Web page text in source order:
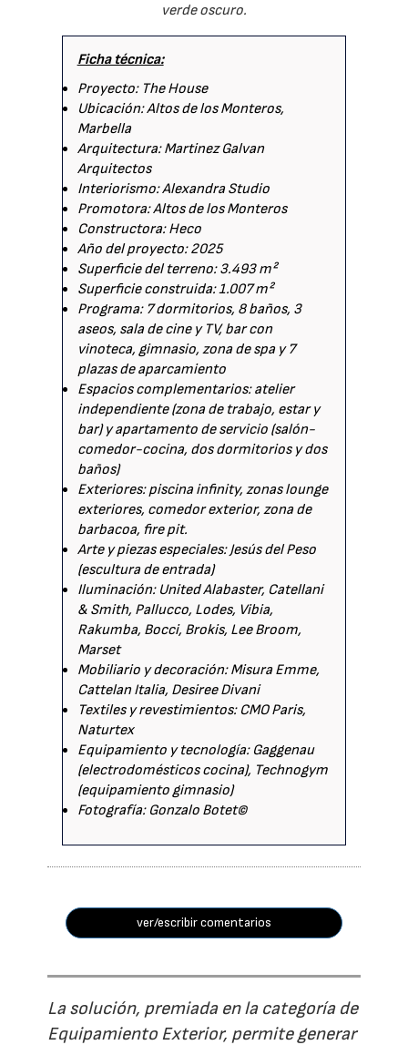
verde oscuro.
Ficha técnica:
Proyecto: The House
Ubicación: Altos de los Monteros,
Marbella
Arquitectura: Martinez Galvan
Arquitectos
Interiorismo: Alexandra Studio
Promotora: Altos de los Monteros
Constructora: Heco
Año del proyecto: 2025
Superficie del terreno: 3.493 m²
Superficie construida: 1.007 m²
Programa: 7 dormitorios, 8 baños, 3
aseos, sala de cine y TV, bar con
vinoteca, gimnasio, zona de spa y 7
plazas de aparcamiento
Espacios complementarios: atelier
independiente (zona de trabajo, estar y
bar) y apartamento de servicio (salón-
comedor-cocina, dos dormitorios y dos
baños)
Exteriores: piscina infinity, zonas lounge
exteriores, comedor exterior, zona de
barbacoa, fire pit.
Arte y piezas especiales: Jesús del Peso
(escultura de entrada)
Iluminación: United Alabaster, Catellani
& Smith, Pallucco, Lodes, Vibia,
Rakumba, Bocci, Brokis, Lee Broom,
Marset
Mobiliario y decoración: Misura Emme,
Cattelan Italia, Desiree Divani
Textiles y revestimientos: CMO Paris,
Naturtex
Equipamiento y tecnología: Gaggenau
(electrodomésticos cocina), Technogym
(equipamiento gimnasio)
Fotografía: Gonzalo Botet©
ver/escribir comentarios
La solución, premiada en la categoría de
Equipamiento Exterior, permite generar